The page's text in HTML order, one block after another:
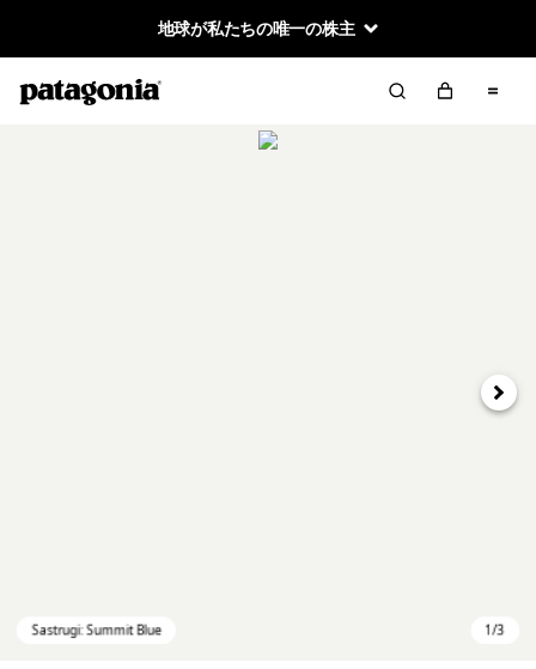
地球が私たちの唯一の株主
次へ